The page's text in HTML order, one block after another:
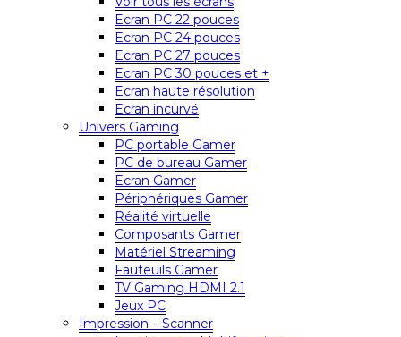
Ecran PC 22 pouces
Ecran PC 24 pouces
Ecran PC 27 pouces
Ecran PC 30 pouces et +
Ecran haute résolution
Ecran incurvé
Univers Gaming
PC portable Gamer
PC de bureau Gamer
Ecran Gamer
Périphériques Gamer
Réalité virtuelle
Composants Gamer
Matériel Streaming
Fauteuils Gamer
TV Gaming HDMI 2.1
Jeux PC
Impression – Scanner